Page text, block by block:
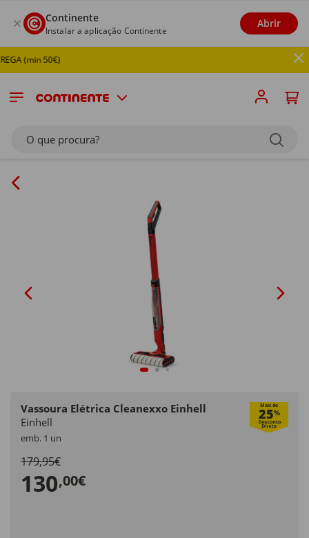
Continente
Instalar a aplicação Continente
Abrir
(min 50€)
O que procura?
Vassoura Elétrica Cleanexxo Einhell Mais de
25%
Einhell
emb. 1 un
179,95€
130,00€